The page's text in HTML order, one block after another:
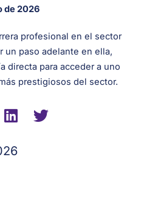
de 2026
profesional en el sector
un paso adelante en ella,
directa para acceder a uno
prestigiosos del sector.